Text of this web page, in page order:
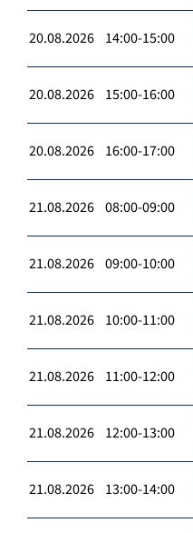
20.08.2026 14:00-15:00
20.08.2026 15:00-16:00
20.08.2026 16:00-17:00
21.08.2026 08:00-09:00
21.08.2026 09:00-10:00
21.08.2026 10:00-11:00
21.08.2026 11:00-12:00
21.08.2026 12:00-13:00
21.08.2026 13:00-14:00